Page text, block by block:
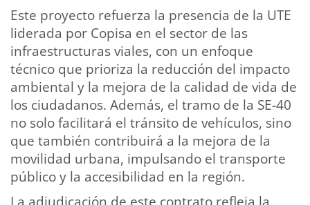
Este proyecto refuerza la presencia de la UTE
liderada por Copisa en el sector de las
infraestructuras viales, con un enfoque
técnico que prioriza la reducción del impacto
ambiental y la mejora de la calidad de vida de
los ciudadanos. Además, el tramo de la SE-40
no solo facilitará el tránsito de vehículos, sino
que también contribuirá a la mejora de la
movilidad urbana, impulsando el transporte
público y la accesibilidad en la región.